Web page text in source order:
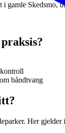
gamle Skedsmo,
båndtvang
Her